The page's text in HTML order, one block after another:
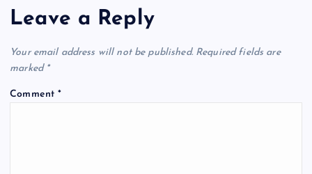
Leave a Reply
Your email address will not be published. Required fields are
marked *
Comment*